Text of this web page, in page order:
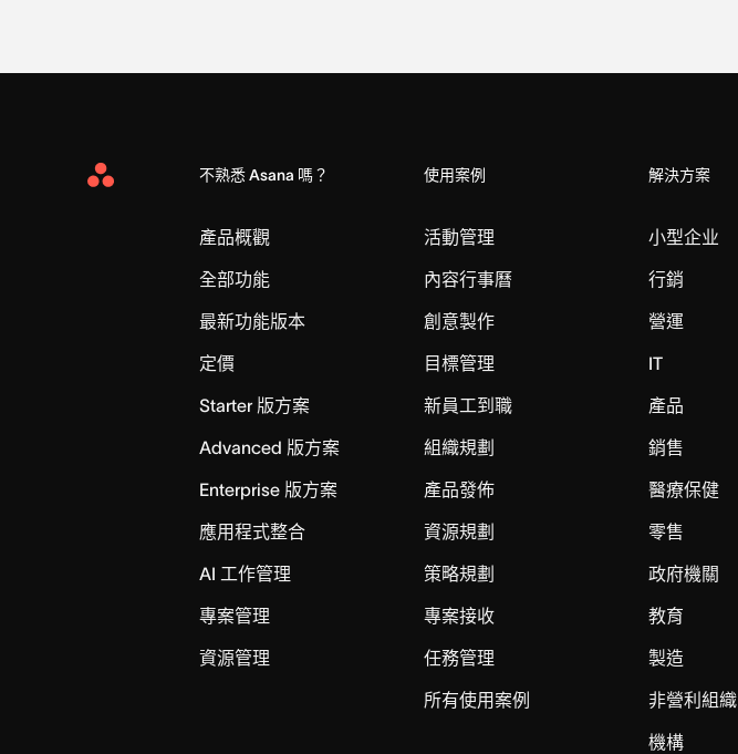
Asana
不熟悉 Asana 嗎？
產品概觀
全部功能
最新功能版本
定價
Starter 版方案
Advanced 版方案
Enterprise 版方案
應用程式整合
AI 工作管理
專案管理
資源管理
使用案例
活動管理
內容行事曆
創意製作
目標管理
新員工到職
組織規劃
產品發佈
資源規劃
策略規劃
專案接收
任務管理
所有使用案例
解決方案
小型企业
行銷
營運
IT
產品
銷售
醫療保健
零售
政府機關
教育
製造
非營利組織
機構